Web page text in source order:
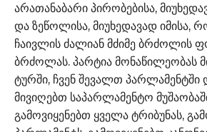
არათანაბარი პირობებისა,
და ზეწოლისა, მიუხედავად იმისა,
ჩაივლის ძალიან მძიმე ბრძოლის
ბრძოლას. პარტია მონაწილეობას
ტურში, ჩვენ შევალთ პარლამენტში
მივიღებთ საპარლამენტო
გამოვიყენებთ ყველა ტრიბუნას,